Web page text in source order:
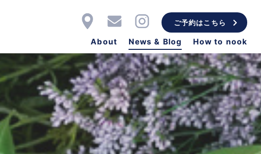
ご予約はこちら
About News & Blog How to nook